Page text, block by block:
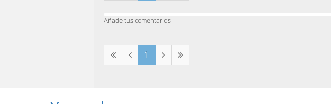
Añade tus comentarios
1